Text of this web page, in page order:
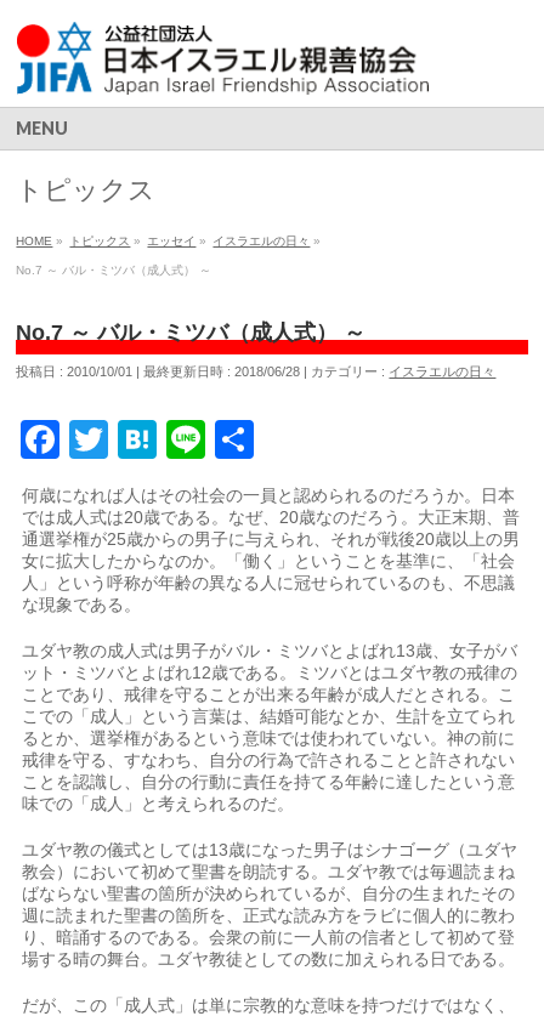
MENU
トピックス
HOME » トピックス » エッセイ » イスラエルの日々 »
No.7 ～ バル・ミツバ（成人式） ～
No.7 ～ バル・ミツバ（成人式） ～
投稿日 : 2010/10/01 最終更新日時 : 2018/06/28 カテゴリー : イスラエルの日々
Facebook
Twitter
Hatena
Line
有
何歳になれば人はその社会の一員と認められるのだろうか。日本
では成人式は20歳である。なぜ、20歳なのだろう。大正末期、普
通選挙権が25歳からの男子に与えられ、それが戦後20歳以上の男
女に拡大したからなのか。「働く」ということを基準に、「社会
人」という呼称が年齢の異なる人に冠せられているのも、不思議
な現象である。
ユダヤ教の成人式は男子がバル・ミツバとよばれ13歳、女子がバ
ット・ミツバとよばれ12歳である。ミツバとはユダヤ教の戒律の
ことであり、戒律を守ることが出来る年齢が成人だとされる。こ
こでの「成人」という言葉は、結婚可能なとか、生計を立てられ
るとか、選挙権があるという意味では使われていない。神の前に
戒律を守る、すなわち、自分の行為で許されることと許されない
ことを認識し、自分の行動に責任を持てる年齢に達したという意
味での「成人」と考えられるのだ。
ユダヤ教の儀式としては13歳になった男子はシナゴーグ（ユダヤ
教会）において初めて聖書を朗読する。ユダヤ教では毎週読まね
ばならない聖書の箇所が決められているが、自分の生まれたその
週に読まれた聖書の箇所を、正式な読み方をラビに個人的に教わ
り、暗誦するのである。会衆の前に一人前の信者として初めて登
場する晴の舞台。ユダヤ教徒としての数に加えられる日である。
だが、この「成人式」は単に宗教的な意味を持つだけではなく、